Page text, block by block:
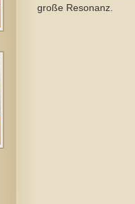
große Resonanz.